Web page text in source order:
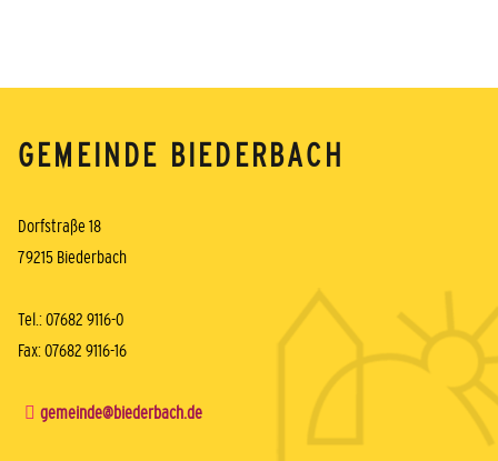
GEMEINDE BIEDERBACH
Dorfstraße 18
79215 Biederbach
Tel.: 07682 9116-0
Fax: 07682 9116-16
gemeinde@biederbach.de